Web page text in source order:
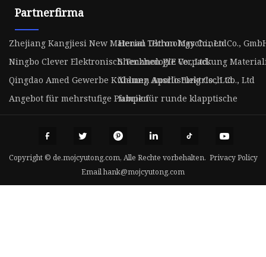
Partnerfirma
Zhejiang Kangjiesi New Material Technology Co., Ltd
Henan Ultron Maschinen Co.,
Ningbo Clever Elektronisch Technologie Co., Ltd.
Shenzhen JYE Verpackung
Qingdao Amed Gewerbe Kühlung Ausrüstung Co., Ltd.
Xiamen Apollo Elektrisch Co., Ltd
Angebot für mehrstufige Pumpenfabrik für runde klapptische
Copyright © de.mojcyutong.com, Alle Rechte vorbehalten. Privacy Policy
Emailhank@mojcyutong.com